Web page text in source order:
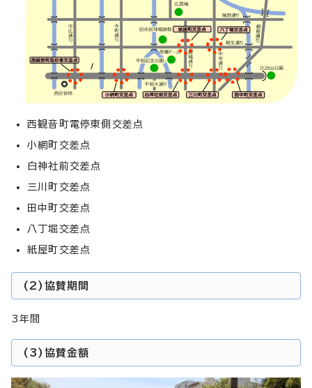
西観音町電停東側交差点
小網町交差点
白神社前交差点
三川町交差点
田中町交差点
八丁堀交差点
紙屋町交差点
(2)協賛期間
3年間
(3)協賛金額